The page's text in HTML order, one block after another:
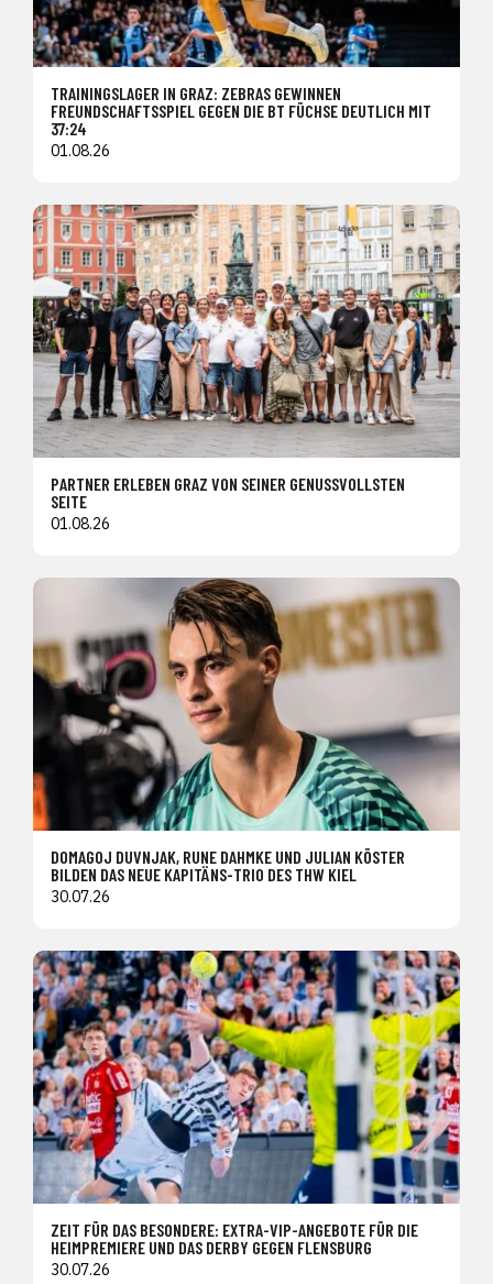
TRAININGSLAGER IN GRAZ: ZEBRAS GEWINNEN
FREUNDSCHAFTSSPIEL GEGEN DIE BT FÜCHSE DEUTLICH MIT
37:24
01.08.26
PARTNER ERLEBEN GRAZ VON SEINER GENUSSVOLLSTEN
SEITE
01.08.26
DOMAGOJ DUVNJAK, RUNE DAHMKE UND JULIAN KÖSTER
BILDEN DAS NEUE KAPITÄNS-TRIO DES THW KIEL
30.07.26
ZEIT FÜR DAS BESONDERE: EXTRA-VIP-ANGEBOTE FÜR DIE
HEIMPREMIERE UND DAS DERBY GEGEN FLENSBURG
30.07.26